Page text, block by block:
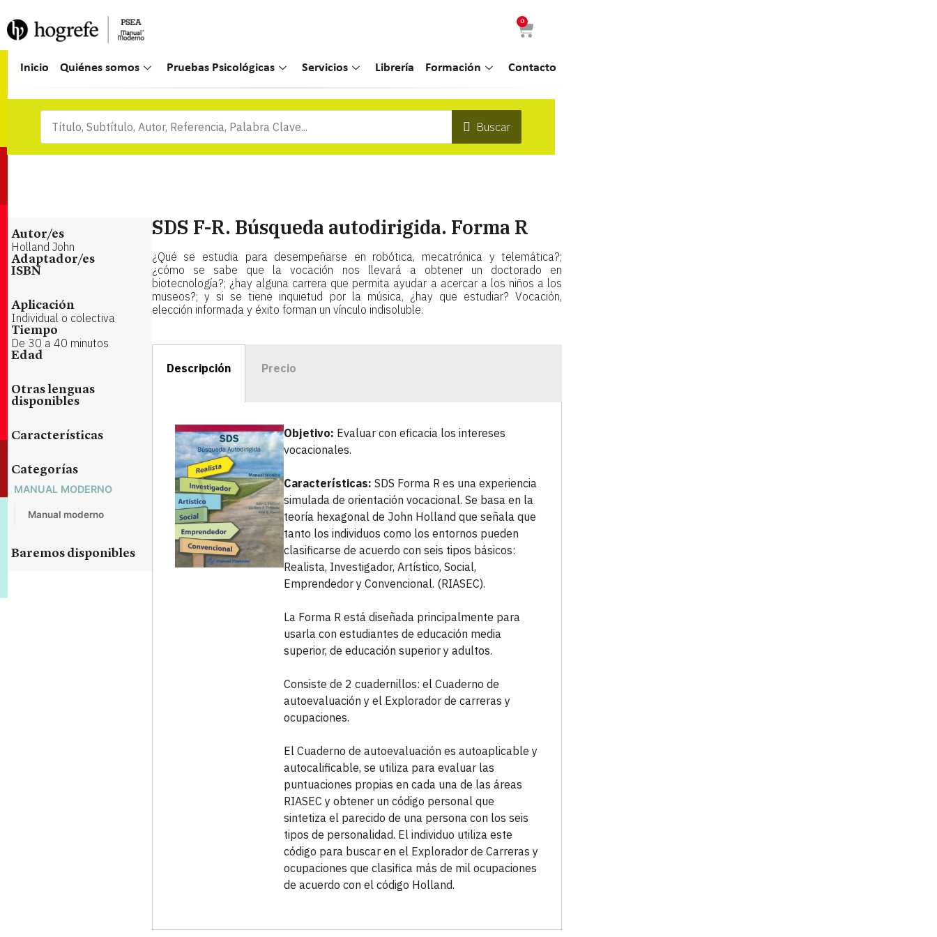
0
Inicio Quiénes somos Pruebas Psicológicas Servicios Librería Formación Contacto
Buscar
Autor/es
Holland John
Adaptador/es
ISBN
Aplicación
Individual o colectiva
Tiempo
De 30 a 40 minutos
Edad
Otras lenguas
disponibles
Características
Categorías
MANUAL MODERNO
Manual moderno
Baremos disponibles
SDS F-R. Búsqueda autodirigida. Forma R
¿Qué se estudia para desempeñarse en robótica, mecatrónica y telemática?;
¿cómo se sabe que la vocación nos llevará a obtener un doctorado en
biotecnología?; ¿hay alguna carrera que permita ayudar a acercar a los niños a los
museos?; y si se tiene inquietud por la música, ¿hay que estudiar? Vocación,
elección informada y éxito forman un vínculo indisoluble.
Descripción Precio
Objetivo: Evaluar con eficacia los intereses
vocacionales.
Características: SDS Forma R es una experiencia
simulada de orientación vocacional. Se basa en la
teoría hexagonal de John Holland que señala que
tanto los individuos como los entornos pueden
clasificarse de acuerdo con seis tipos básicos:
Realista, Investigador, Artístico, Social,
Emprendedor y Convencional. (RIASEC).
La Forma R está diseñada principalmente para
usarla con estudiantes de educación media
superior, de educación superior y adultos.
Consiste de 2 cuadernillos: el Cuaderno de
autoevaluación y el Explorador de carreras y
ocupaciones.
El Cuaderno de autoevaluación es autoaplicable y
autocalificable, se utiliza para evaluar las
puntuaciones propias en cada una de las áreas
RIASEC y obtener un código personal que
sintetiza el parecido de una persona con los seis
tipos de personalidad. El individuo utiliza este
código para buscar en el Explorador de Carreras y
ocupaciones que clasifica más de mil ocupaciones
de acuerdo con el código Holland.